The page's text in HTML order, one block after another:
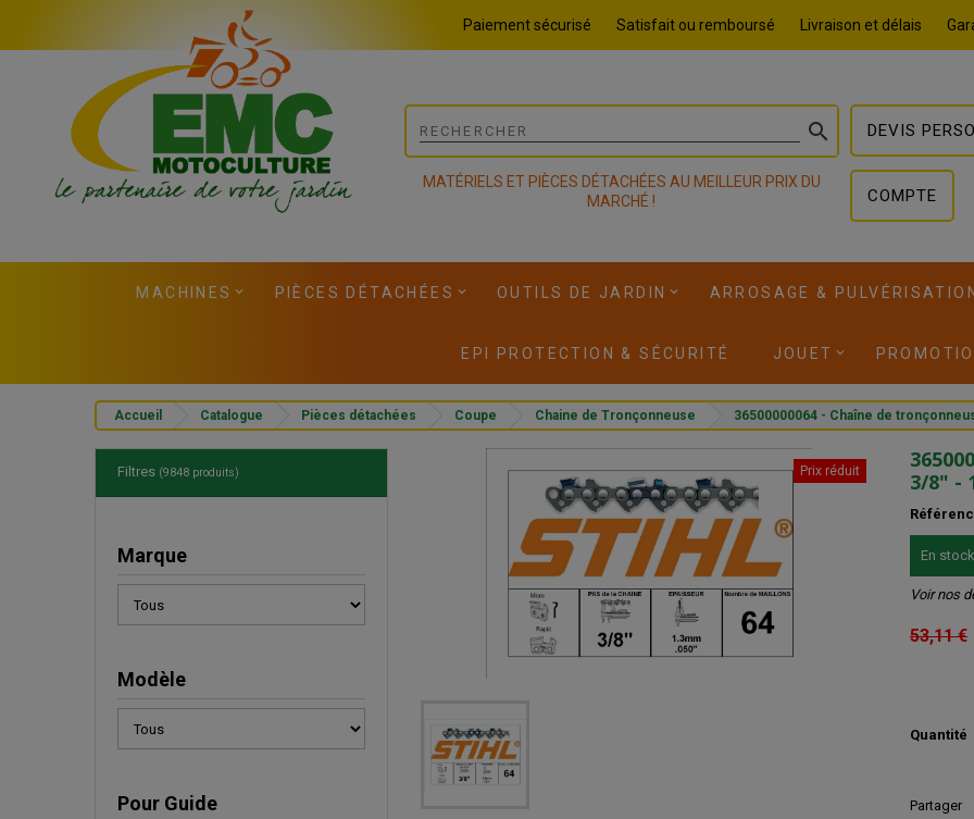
Paiement sécurisé Satisfait ou remboursé Livraison et délais

MATÉRIELS ET PIÈCES DÉTACHÉES AU MEILLEUR PRIX DU
MARCHÉ !
DEVIS
COMPTE
MACHINES PIÈCES DÉTACHÉES OUTILS DE JARDIN ARROSAGE &
EPI PROTECTION & SÉCURITÉ JOUET
Accueil Catalogue Pièces détachées Coupe Chaine de Tronçonneuse 36500000064 - Chaîne de
Filtres (9848 produits)
Marque
Modèle
Pour Guide
Prix réduit
3/8" -
En stock
Voir nos
53,11 €
Quantité
Partager